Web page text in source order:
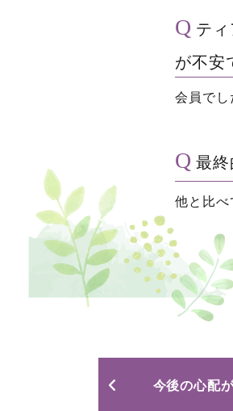
テ
が不安
会員でし
最終
他と比べ
今後の心配